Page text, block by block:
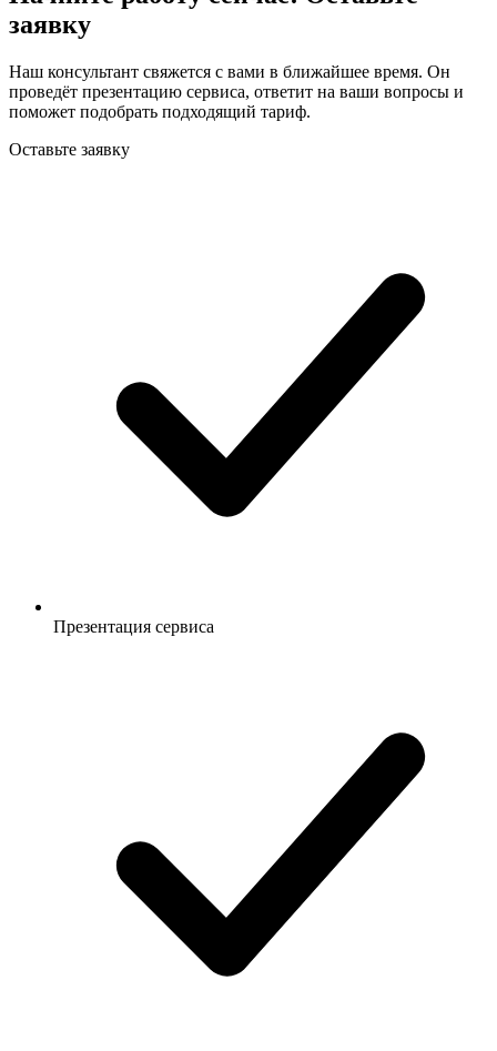
заявку
Наш консультант свяжется с вами в ближайшее время. Он
проведёт презентацию сервиса, ответит на ваши вопросы и
поможет подобрать подходящий тариф.
Оставьте заявку
Презентация сервиса